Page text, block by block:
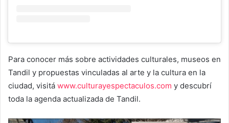
Para conocer más sobre actividades culturales, museos en
Tandil y propuestas vinculadas al arte y la cultura en la
ciudad, visitá www.culturayespectaculos.com y descubrí
toda la agenda actualizada de Tandil.